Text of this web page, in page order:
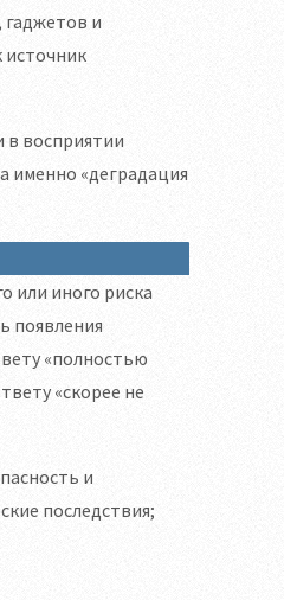
и
источник
восприятии
именно «деградация
или иного риска
появления
«полностью
«скорее не
и
последствия;